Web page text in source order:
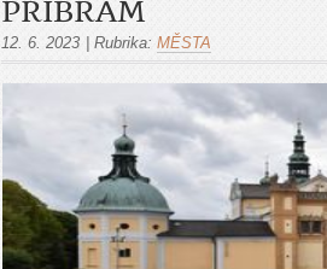
PŘÍBRAM
12. 6. 2023 Rubrika: MĚSTA